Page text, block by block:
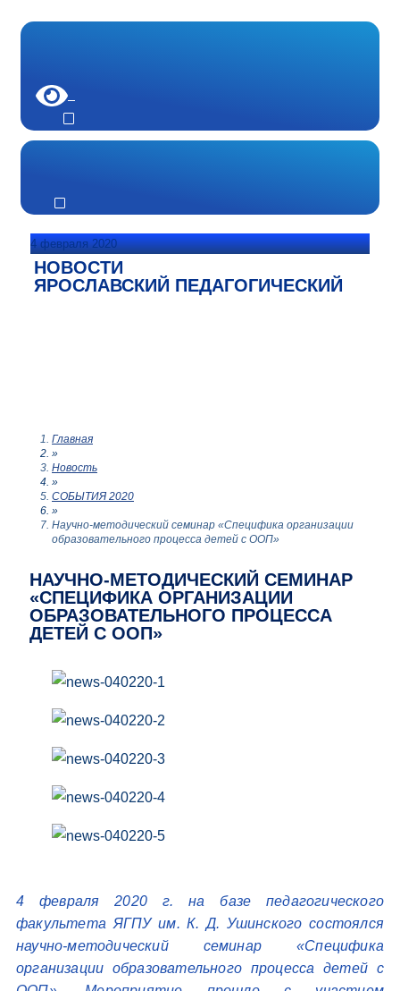
4 февраля 2020
НОВОСТИ
ЯРОСЛАВСКИЙ ПЕДАГОГИЧЕСКИЙ
Главная
»
Новость
»
СОБЫТИЯ 2020
»
Научно-методический семинар «Специфика организации
образовательного процесса детей с ООП»
НАУЧНО-МЕТОДИЧЕСКИЙ СЕМИНАР
«СПЕЦИФИКА ОРГАНИЗАЦИИ
ОБРАЗОВАТЕЛЬНОГО ПРОЦЕССА
ДЕТЕЙ С ООП»
4 февраля 2020 г. на базе педагогического
факультета ЯГПУ им. К. Д. Ушинского состоялся
научно-методический семинар «Специфика
организации образовательного процесса детей с